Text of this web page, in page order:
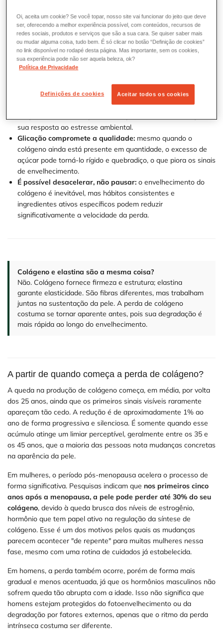
Em poucas palavras
Colágeno é a "armação" da pele:ele forma uma rede de
fibras que sustenta o tecido de dentro para fora. Quando
essa rede enfraquece, a pele cede.
A produção é natural, mas decrescente:
colágeno continuamente, porém em ritmo reduzido a partir
dos 25 anos, a cerca de 1% ao ano.
a perda de colágeno afeta a
sua resposta ao estresse ambiental.
Glicação compromete a qualidade: mesmo quando o
colágeno ainda está presente em quantidade, o excesso de
açúcar pode torná-lo rígido e quebradiço, o que piora os sinais
de envelhecimento.
É possível desacelerar, não pausar: o envelhecimento do
colágeno é inevitável, mas hábitos consistentes e
ingredientes ativos específicos podem reduzir
significativamente a velocidade da perda.
Colágeno e elastina são a mesma coisa?
Não. Colágeno fornece firmeza e estrutura; elastina
garante elasticidade. São fibras diferentes, mas trabalham
juntas na sustentação da pele. A perda de colágeno
costuma se tornar aparente antes, pois sua degradação é
mais rápida ao longo do envelhecimento.
A partir de quando começa a perda de colágeno?
A queda na produção de colágeno começa, em média, por volta
dos 25 anos, ainda que os primeiros sinais visíveis raramente
apareçam tão cedo. A redução é de aproximadamente 1% ao
ano de forma progressiva e silenciosa. É somente quando esse
acúmulo atinge um limiar perceptível, geralmente entre os 35 e
os 45 anos, que a maioria das pessoas nota mudanças concretas
na aparência da pele.
Em mulheres, o período pós-menopausa acelera o processo de
forma significativa. Pesquisas indicam que nos primeiros cinco
anos após a menopausa, a pele pode perder até 30% do seu
colágeno, devido à queda brusca dos níveis de estrogênio,
hormônio que tem papel ativo na regulação da síntese de
colágeno. Esse é um dos motivos pelos quais as mudanças
parecem acontecer "de repente" para muitas mulheres nessa
fase, mesmo com uma rotina de cuidados já estabelecida.
Em homens, a perda também ocorre, porém de forma mais
gradual e menos acentuada, já que os hormônios masculinos não
sofrem queda tão abrupta com a idade. Isso não significa que
homens estejam protegidos do fotoenvelhecimento ou da
degradação por fatores externos, apenas que o ritmo da perda
intrínseca costuma ser diferente.
Oi, aceita um cookie? Se você topar, nosso site vai funcionar do jeito que deve
ser, oferecendo a melhor experiência possível, com conteúdos, recursos de
redes sociais, produtos e serviços que são a sua cara. Se quiser saber mais
ou mudar alguma coisa, tudo bem. É só clicar no botão “Definição de cookies”
no link disponível no rodapé desta página. Mas importante, sem os cookies,
sua experiência pode não ser aquela beleza, ok?
Política de Privacidade
Definições de cookies Aceitar todos os cookies